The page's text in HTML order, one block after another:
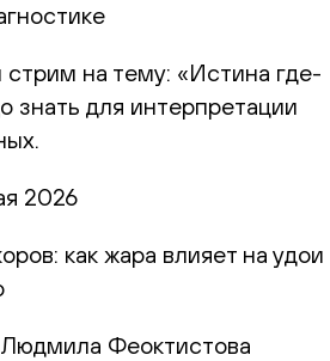
на тему: «Истина где-
знать для интерпретации
2026
как жара влияет на удои
Феоктистова